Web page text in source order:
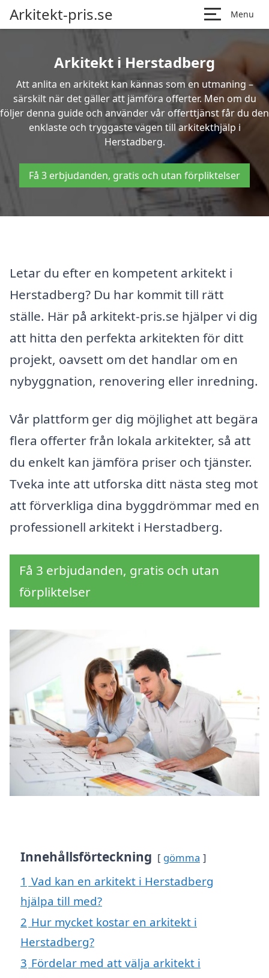
Arkitekt-pris.se Menu
Arkitekt i Herstadberg
Att anlita en arkitekt kan kännas som en utmaning –
särskilt när det gäller att jämföra offerter. Men om du
följer denna guide och använder vår offerttjänst får du den
enklaste och tryggaste vägen till arkitekthjälp i
Herstadberg.
Få 3 erbjudanden, gratis och utan förpliktelser
Letar du efter en kompetent arkitekt i
Herstadberg? Du har kommit till rätt
ställe. Här på arkitekt-pris.se hjälper vi dig
att hitta den perfekta arkitekten för ditt
projekt, oavsett om det handlar om en
nybyggnation, renovering eller inredning.
Vår plattform ger dig möjlighet att begära
flera offerter från lokala arkitekter, så att
du enkelt kan jämföra priser och tjänster.
Tveka inte att utforska ditt nästa steg mot
att förverkliga dina byggdrömmar med en
professionell arkitekt i Herstadberg.
Få 3 erbjudanden, gratis och utan
förpliktelser
Innehållsförteckning gömma
1 Vad kan en arkitekt i Herstadberg
hjälpa till med?
2 Hur mycket kostar en arkitekt i
Herstadberg?
3 Fördelar med att välja arkitekt i